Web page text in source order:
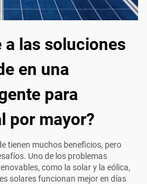
a las soluciones
en una
para
por mayor?
tienen muchos beneficios, pero
Uno de los problemas
como la solar y la eólica,
solares funcionan mejor en días